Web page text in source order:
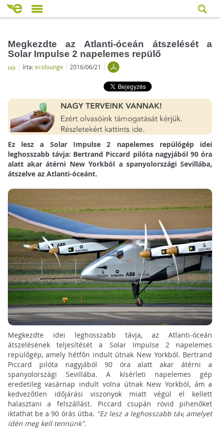
Megkezdte az Atlanti-óceán átszelését a
Solar Impulse 2 napelemes repülő
Hír írta:ecolounge 2016/06/21
Ez lesza Solar Impulse 2 napelemes repülőgép idei
leghosszabb távja: Bertrand Piccard pilóta nagyjából 90 óra
alatt akar átérni New Yorkból aspanyolországi Sevillába,
átszelve az Atlanti-óceánt.
Megkezdte idei leghosszabb távja, az Atlanti-óceán
átszelésének teljesítését a Solar Impulse 2 napelemes
repülőgép, amely hétfőn indult útnak New Yorkból. Bertrand
Piccard pilóta nagyjából 90 óra alatt akar átérni a
spanyolországi Sevillába. A kísérleti napelemes gép
eredetileg vasárnap indult volna útnak New Yorkból, ám a
kedvezőtlen időjárási viszonyok miatt végül el kellett
halasztani a felszállást. Piccard csupán rövid pihenőket
iktathat be a 90 órás útba. "Ez lesz a leghosszabb táv, amelyet
idén meg kell tennünk".